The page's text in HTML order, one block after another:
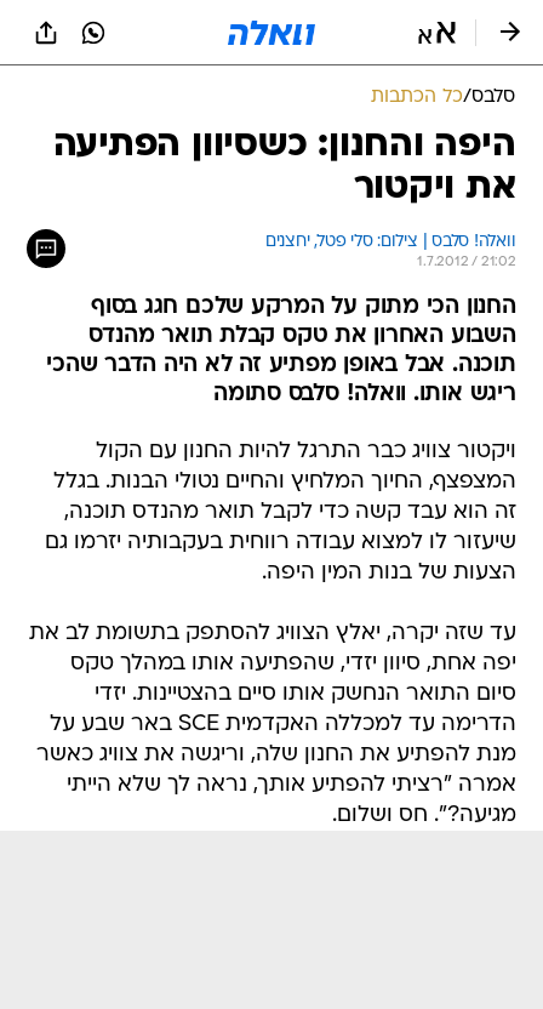
סלבס/כל הכתבות
היפה והחנון: כשסיוון הפתיעה
את ויקטור
וואלה! סלבס | צילום: סלי פטל, יחצנים
1.7.2012 / 21:02
החנון הכי מתוק על המרקע שלכם חגג בסוף
השבוע האחרון את טקס קבלת תואר מהנדס
תוכנה. אבל באופן מפתיע זה לא היה הדבר שהכי
ריגש אותו. וואלה! סלבס סתומה
ויקטור צוויג כבר התרגל להיות החנון עם הקול
המצפצף, החיוך המלחיץ והחיים נטולי הבנות. בגלל
זה הוא עבד קשה כדי לקבל תואר מהנדס תוכנה,
שיעזור לו למצוא עבודה רווחית בעקבותיה יזרמו גם
הצעות של בנות המין היפה.
עד שזה יקרה, יאלץ הצוויג להסתפק בתשומת לב את
יפה אחת, סיוון יזדי, שהפתיעה אותו במהלך טקס
סיום התואר הנחשק אותו סיים בהצטיינות. יזדי
הדרימה עד למכללה האקדמית SCE באר שבע על
מנת להפתיע את החנון שלה, וריגשה את צוויג כאשר
אמרה "רציתי להפתיע אותך, נראה לך שלא הייתי
מגיעה?". חס ושלום.